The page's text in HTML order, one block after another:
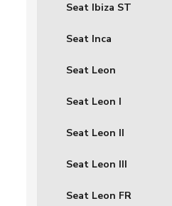
Seat Ibiza ST
Seat Inca
Seat Leon
Seat Leon I
Seat Leon II
Seat Leon III
Seat Leon FR